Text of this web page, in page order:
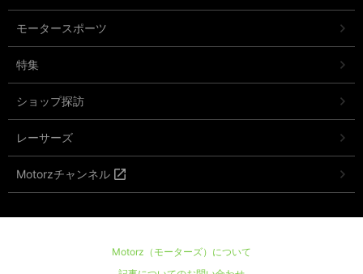
モータースポーツ
特集
ショップ探訪
レーサーズ
Motorzチャンネル
Motorz（モーターズ）について